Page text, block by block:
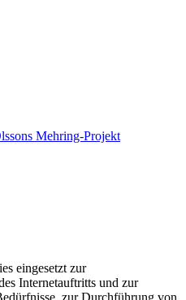
Mehring-Projekt
eingesetzt zur
Internetauftritts und zur